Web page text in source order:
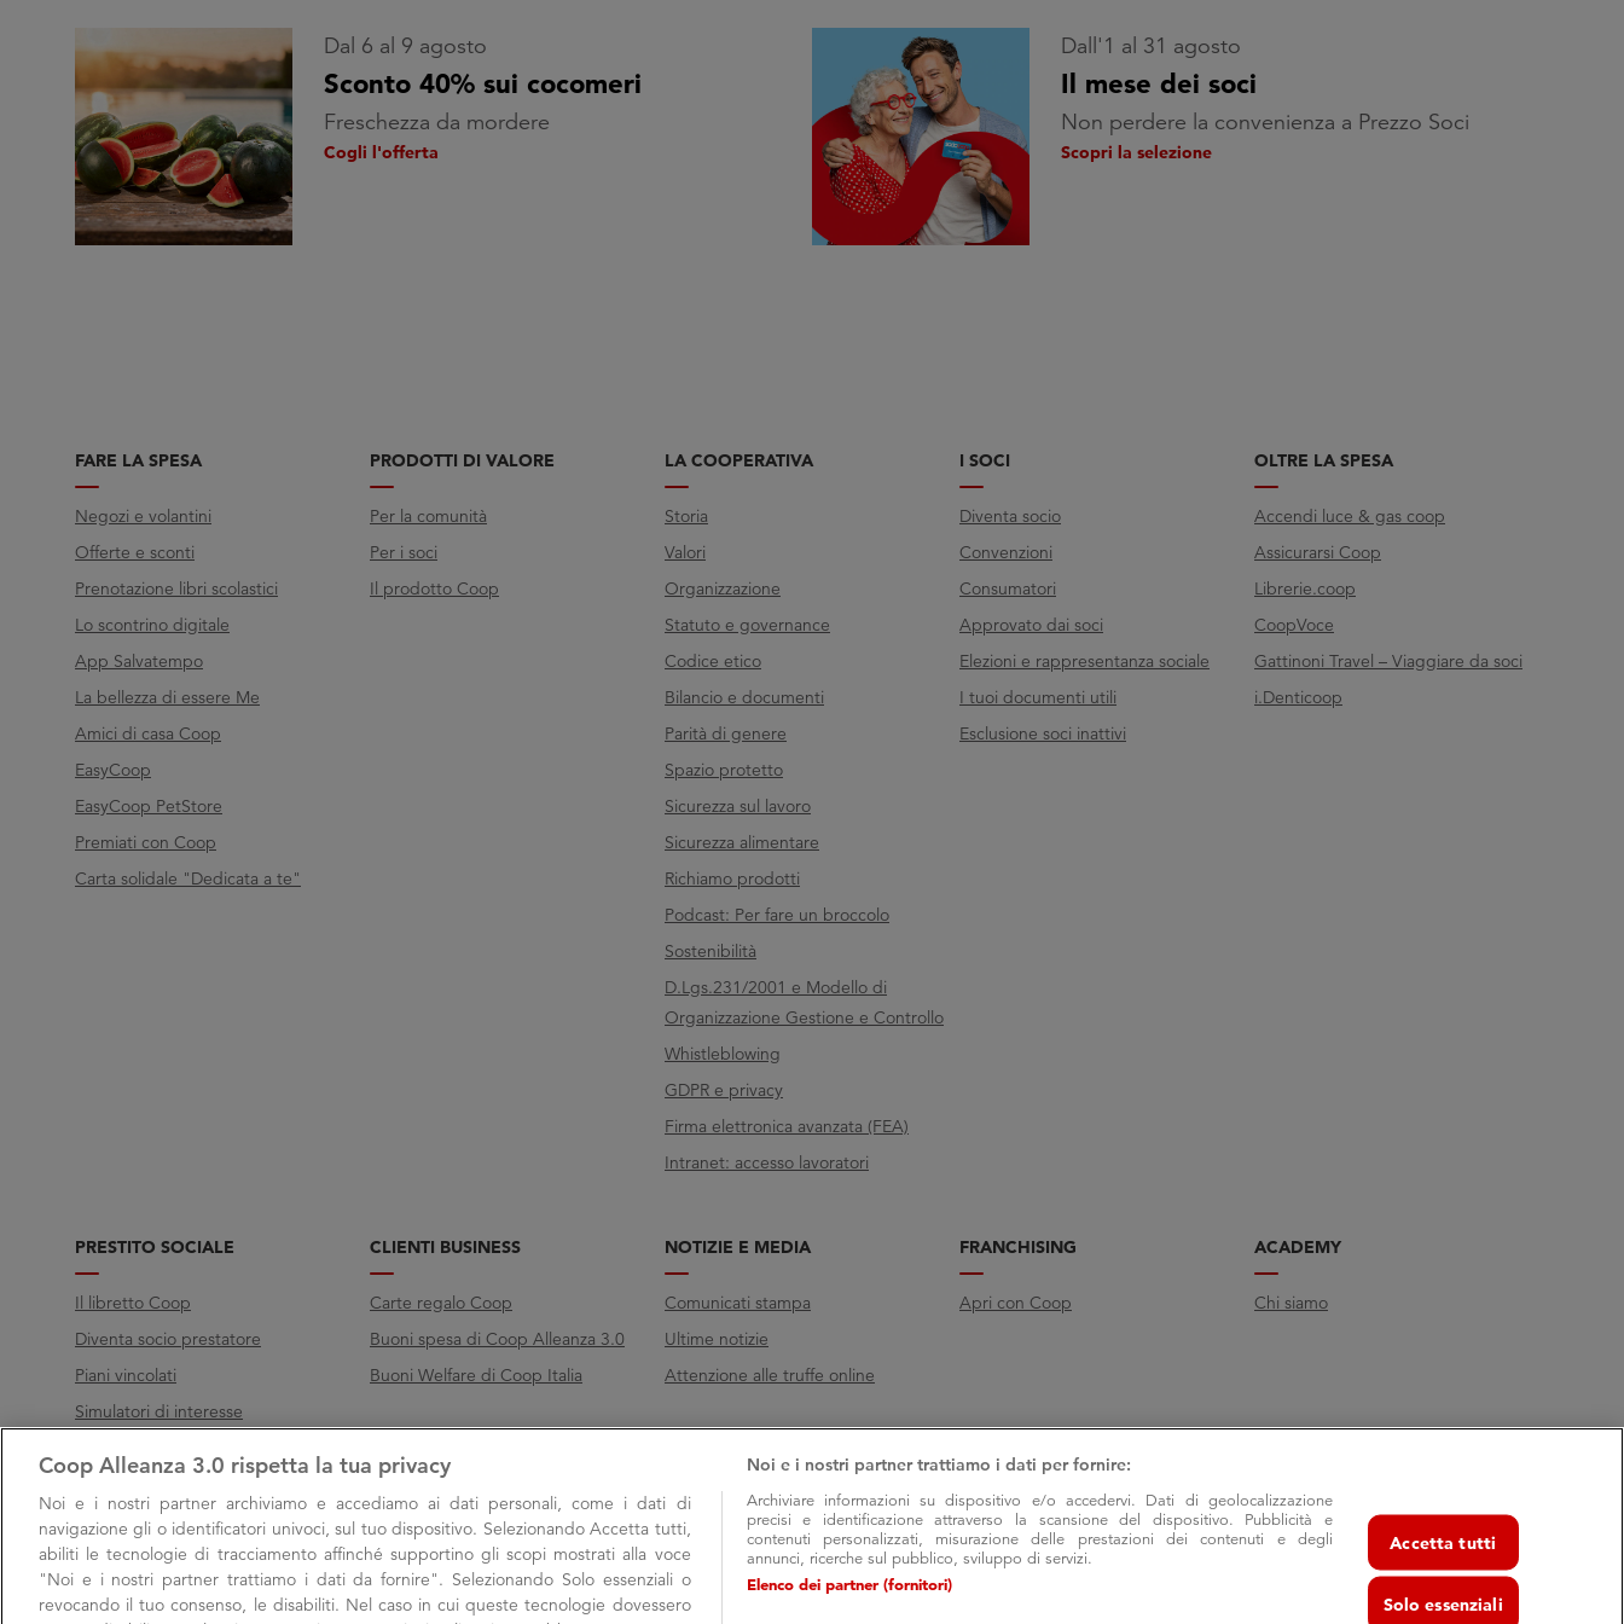
Dal 6 al 9 agosto
Sconto 40% sui cocomeri
Freschezza da mordere
Cogli l'offerta
Dall'1 al 31 agosto
Il mese dei soci
Non perdere la convenienza a Prezzo Soci
Scopri la selezione
FARE LA SPESA
Negozi e volantini
Offerte e sconti
Prenotazione libri scolastici
Lo scontrino digitale
App Salvatempo
La bellezza di essere Me
Amici di casa Coop
EasyCoop
EasyCoop PetStore
Premiati con Coop
Carta solidale "Dedicata a te"
PRODOTTI DI VALORE
Per la comunità
Per i soci
Il prodotto Coop
LA COOPERATIVA
Storia
Valori
Organizzazione
Statuto e governance
Codice etico
Bilancio e documenti
Parità di genere
Spazio protetto
Sicurezza sul lavoro
Sicurezza alimentare
Richiamo prodotti
Podcast: Per fare un broccolo
Sostenibilità
D.Lgs.231/2001 e Modello di
Organizzazione Gestione e Controllo
Whistleblowing
GDPR e privacy
Firma elettronica avanzata (FEA)
Intranet: accesso lavoratori
I SOCI
Diventa socio
Convenzioni
Consumatori
Approvato dai soci
Elezioni e rappresentanza sociale
I tuoi documenti utili
Esclusione soci inattivi
OLTRE LA SPESA
Accendi luce & gas coop
Assicurarsi Coop
Librerie.coop
CoopVoce
Gattinoni Travel – Viaggiare da soci
i.Denticoop
PRESTITO SOCIALE
Il libretto Coop
Diventa socio prestatore
Piani vincolati
Simulatori di interesse
CLIENTI BUSINESS
Carte regalo Coop
Buoni spesa di Coop Alleanza 3.0
Buoni Welfare di Coop Italia
NOTIZIE E MEDIA
Comunicati stampa
Ultime notizie
Attenzione alle truffe online
FRANCHISING
Apri con Coop
ACADEMY
Chi siamo
Call800 000 003
Lunedì → Venerdì, 9:00 → 17:00
Sabato, 9:00 → 13:00
Coop Alleanza 3.0 rispetta la tua privacy
Noi e i nostri partner archiviamo e accediamo ai dati personali, come i dati di
navigazione gli o identificatori univoci, sul tuo dispositivo. Selezionando Accetta tutti,
abiliti le tecnologie di tracciamento affinché supportino gli scopi mostrati alla voce
"Noi e i nostri partner trattiamo i dati da fornire". Selezionando Solo essenziali o
revocando il tuo consenso, le disabiliti. Nel caso in cui queste tecnologie dovessero
Noi e i nostri partner trattiamo i dati per fornire:
Archiviare informazioni su dispositivo e/o accedervi. Dati di geolocalizzazione
precisi e identificazione attraverso la scansione del dispositivo. Pubblicità e
contenuti personalizzati, misurazione delle prestazioni dei contenuti e degli
annunci, ricerche sul pubblico, sviluppo di servizi.
Elenco dei partner (fornitori)
Accetta tutti
Solo essenziali